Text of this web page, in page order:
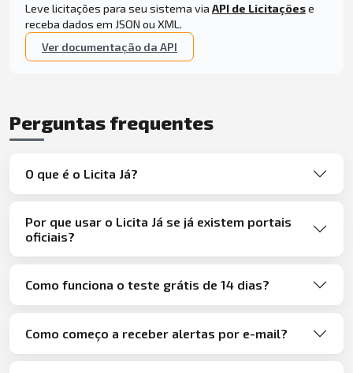
Leve licitações para seu sistema via API de Licitaçõese
receba dados em JSON ou XML.
Ver documentação da API
Perguntas frequentes
O que é o Licita Já?
Por que usar o Licita Já se já existem portais
oficiais?
Como funciona o teste grátis de 14 dias?
Como começo a receber alertas por e-mail?